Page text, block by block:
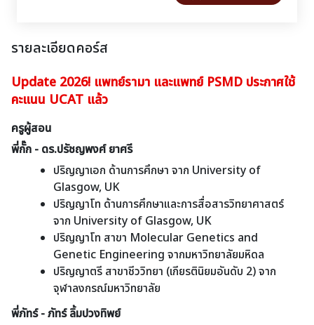
รายละเอียดคอร์ส
Update 2026! แพทย์รามา และแพทย์ PSMD ประกาศใช้
คะแนน UCAT แล้ว
ครูผู้สอน
พี่กั๊ก - ดร.ปรัชญพงศ์ ยาศรี
ปริญญาเอก ด้านการศึกษา จาก University of
Glasgow, UK
ปริญญาโท ด้านการศึกษาและการสื่อสารวิทยาศาสตร์
จาก University of Glasgow, UK
ปริญญาโท สาขา Molecular Genetics and
Genetic Engineering จากมหาวิทยาลัยมหิดล
ปริญญาตรี สาขาชีววิทยา (เกียรตินิยมอันดับ 2) จาก
จุฬาลงกรณ์มหาวิทยาลัย
พี่ภัทร์ - ภัทร์ ลิ้มปวงทิพย์